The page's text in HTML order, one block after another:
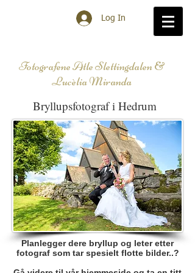
Log In
Fotografene Atle Slettingdalen &
Lucèlia Miranda
Bryllupsfotograf i Hedrum
Planlegger dere bryllup og leter etter
fotograf som tar spesielt flotte bilder..?